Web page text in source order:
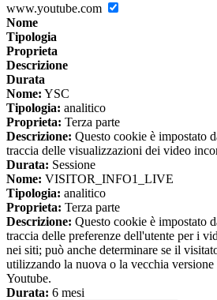
www.youtube.com
Nome
Tipologia
Proprieta
Descrizione
Durata
Nome: YSC
Tipologia: analitico
Proprieta: Terza parte
Descrizione: Questo cookie è impostato
traccia delle visualizzazioni dei video
Durata: Sessione
Nome: VISITOR_INFO1_LIVE
Tipologia: analitico
Proprieta: Terza parte
Descrizione: Questo cookie è impostato
traccia delle preferenze dell'utente per i
nei siti; può anche determinare se il
utilizzando la nuova o la vecchia
Youtube.
Durata: 6 mesi